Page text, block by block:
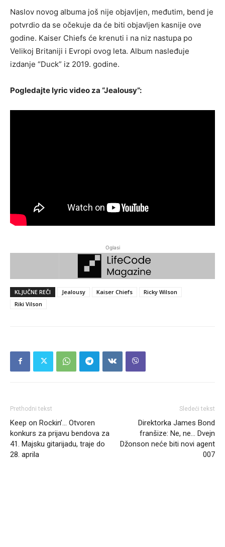
Naslov novog albuma još nije objavljen, međutim, bend je
potvrdio da se očekuje da će biti objavljen kasnije ove
godine. Kaiser Chiefs će krenuti i na niz nastupa po
Velikoj Britaniji i Evropi ovog leta. Album nasleđuje
izdanje “Duck” iz 2019. godine.
Pogledajte lyric video za “Jealousy”:
Oglasi
KLJUČNE REČI Jealousy Kaiser Chiefs
Ricky Wilson
Riki Vilson
Prethodni tekst
Keep on Rockin’… Otvoren
konkurs za prijavu bendova za
41. Majsku gitarijadu, traje do
28. aprila
Sledeći tekst
Direktorka James Bond
franšize: Ne, ne… Dvejn
Džonson neće biti novi agent
007